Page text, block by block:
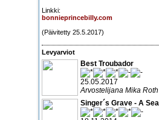
Linkki:
bonnieprincebilly.com
(Päivitetty 25.5.2017)
Levyarviot
Best Troubador
25.05.2017
Arvostelijana Mika Roth
Singer´s Grave - A